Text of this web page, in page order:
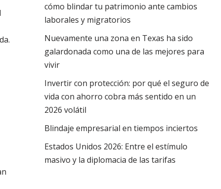
cómo blindar tu patrimonio ante cambios
laborales y migratorios
Nuevamente una zona en Texas ha sido
galardonada como una de las mejores para
vivir
Invertir con protección: por qué el seguro de
vida con ahorro cobra más sentido en un
2026 volátil
Blindaje empresarial en tiempos inciertos
Estados Unidos 2026: Entre el estímulo
masivo y la diplomacia de las tarifas